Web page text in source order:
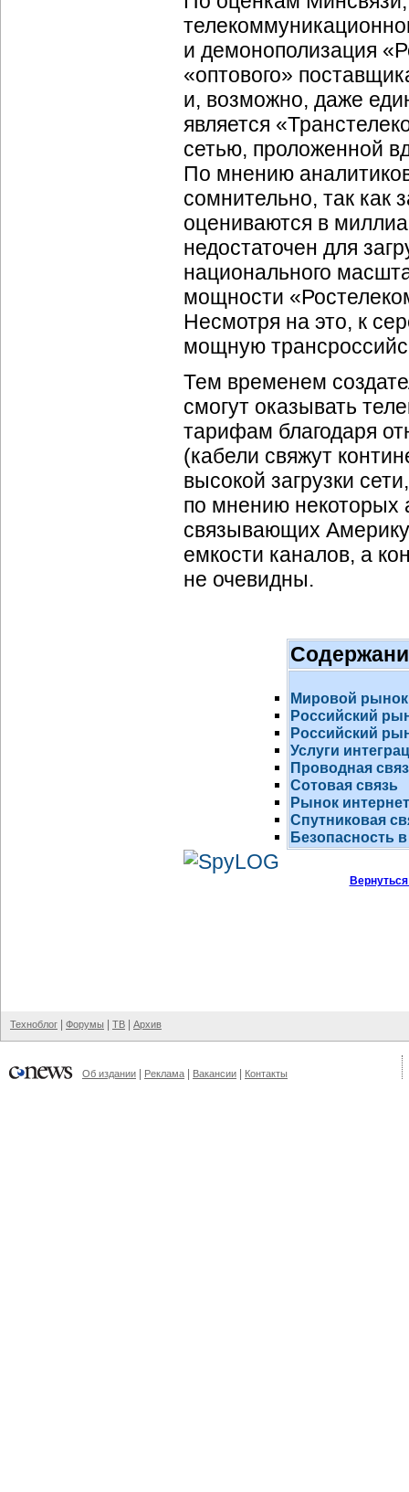
и демонополизация
«оптового»
и, возможно, даже
является
сетью, проложенной
По мнению
сомнительно, так как
оцениваются в
недостаточен для
национального
мощности
Несмотря на это, к
мощную
Тем временем
смогут оказывать
тарифам благодаря
(кабели свяжут
высокой загрузки
по мнению некоторых
связывающих
емкости каналов, а
не очевидны.
Мировой рынок
Российский
Российский
Услуги
Проводная
Сотовая связь
Рынок
Спутниковая
Безопасность
Техноблог Форумы ТВ Архив
Об издании Реклама Вакансии Контакты